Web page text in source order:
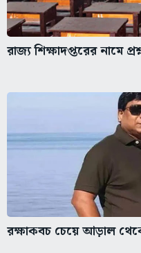
রাজ্য শিক্ষাদপ্তরের নামে
রক্ষাকবচ চেয়ে আড়াল